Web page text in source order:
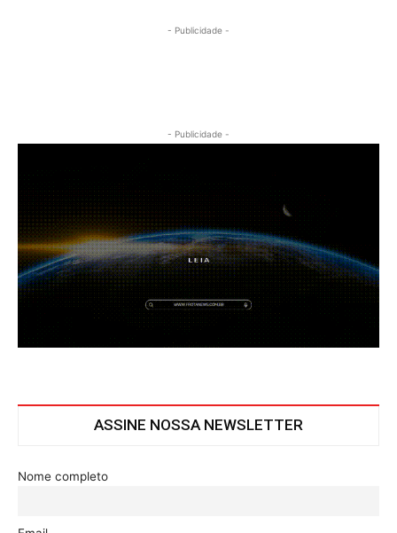
- Publicidade -
- Publicidade -
ASSINE NOSSA NEWSLETTER
Nome completo